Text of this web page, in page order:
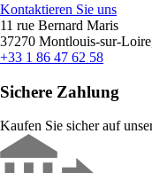
Kontaktieren Sie uns
11 rue Bernard Maris
37270 Montlouis-sur-
+33 1 86 47 62 58
Sichere Zahlung
Kaufen Sie sicher auf